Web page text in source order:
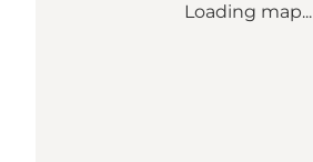
Loading map...